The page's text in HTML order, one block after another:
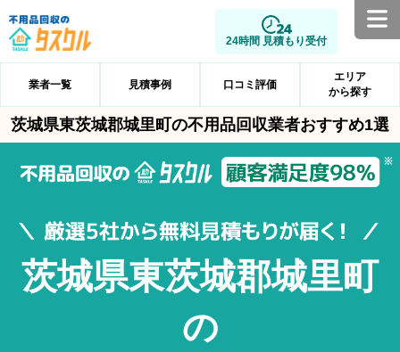
24時間 見積もり受付
業者一覧 見積事例 口コミ評価
エリア
から探す
茨城県東茨城郡城里町の不用品回収業者おすすめ1選
茨城県東茨城郡城里町
の